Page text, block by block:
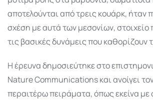
αποτελούνται από τρεις κουάρκ, ήταν
σχέση με αυτά των μεσονίων, στοιχείο
τις βασικές δυνάμεις που καθορίζουν
Η έρευνα δημοσιεύτηκε στο
Nature Communications και ανοίγει
περαιτέρω πειράματα, όπως εκείνα με